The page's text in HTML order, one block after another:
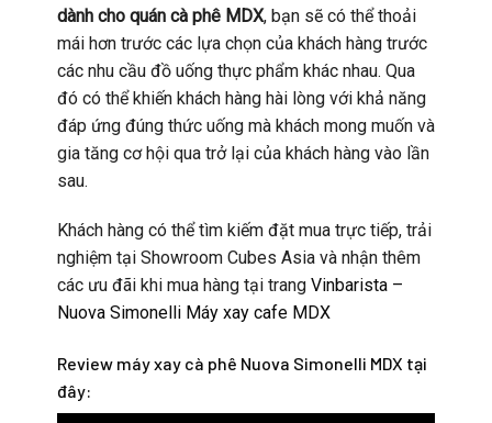
dành cho quán cà phê MDX, bạn sẽ có thể thoải
mái hơn trước các lựa chọn của khách hàng trước
các nhu cầu đồ uống thực phẩm khác nhau. Qua
đó có thể khiến khách hàng hài lòng với khả năng
đáp ứng đúng thức uống mà khách mong muốn và
gia tăng cơ hội qua trở lại của khách hàng vào lần
sau.
Khách hàng có thể tìm kiếm đặt mua trực tiếp, trải
nghiệm tại Showroom Cubes Asia và nhận thêm
các ưu đãi khi mua hàng tại trang Vinbarista –
Nuova Simonelli Máy xay cafe MDX
Review máy xay cà phê Nuova Simonelli MDX tại
đây: